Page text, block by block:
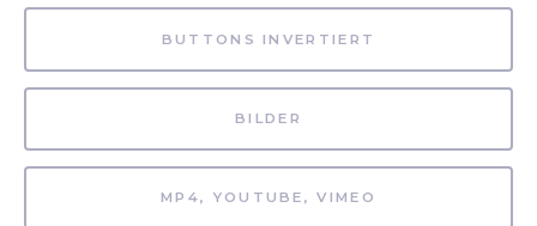
BUTTONS INVERTIERT
BILDER
MP4, YOUTUBE, VIMEO